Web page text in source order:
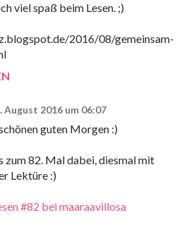
viel spaß beim Lesen. ;)
2016/08/gemeinsam-
August 2016 um 06:07
guten Morgen :)
zum 82. Mal dabei, diesmal mit
Lektüre :)
#82 bei maaraavillosa